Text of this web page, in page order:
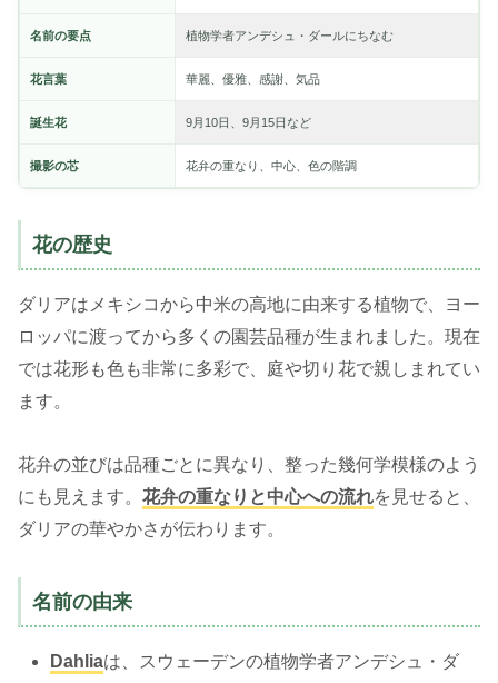
名前の要点 植物学者アンデシュ・ダールにちなむ
花言葉 華麗、優雅、感謝、気品
誕生花 9月10日、9月15日など
撮影の芯 花弁の重なり、中心、色の階調
花の歴史
ダリアはメキシコから中米の高地に由来する植物で、ヨー
ロッパに渡ってから多くの園芸品種が生まれました。現在
では花形も色も非常に多彩で、庭や切り花で親しまれてい
ます。
花弁の並びは品種ごとに異なり、整った幾何学模様のよう
にも見えます。 花弁の重なりと中心への流れを見せると、
ダリアの華やかさが伝わります。
名前の由来
Dahliaは、スウェーデンの植物学者アンデシュ・ダ